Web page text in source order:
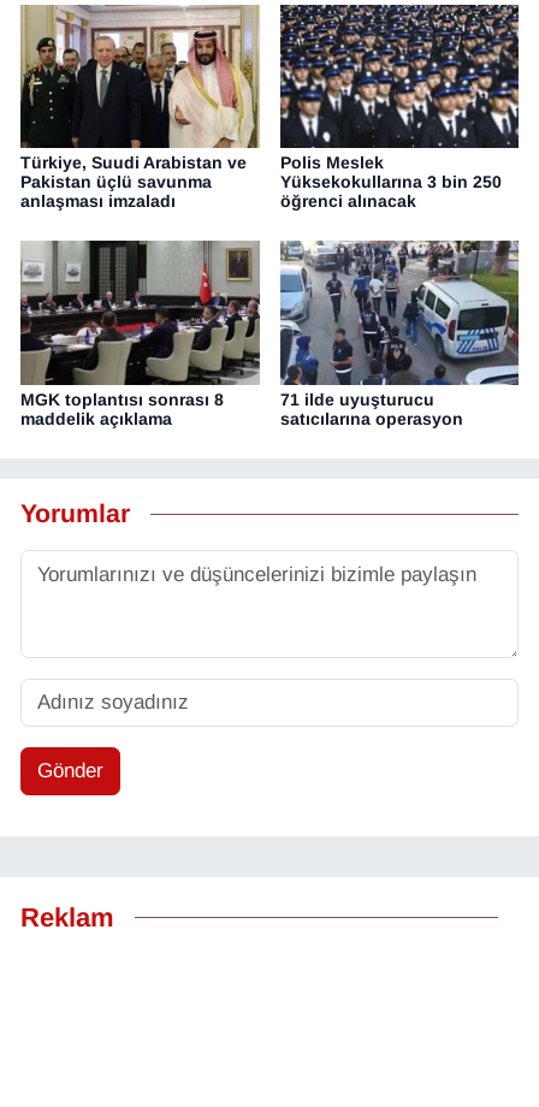
Türkiye, Suudi Arabistan ve
Pakistan üçlü savunma
anlaşması imzaladı
Polis Meslek
Yüksekokullarına 3 bin 250
öğrenci alınacak
MGK toplantısı sonrası 8
maddelik açıklama
71 ilde uyuşturucu
satıcılarına operasyon
Yorumlar
Gönder
Reklam